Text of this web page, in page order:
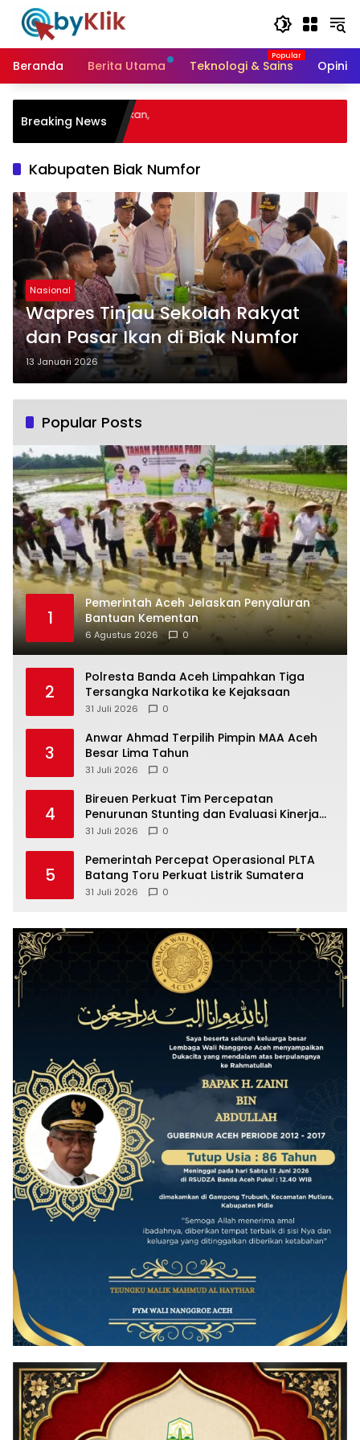
Langsung
konten
Beranda
Berita Utama Teknologi & Sains Opini
Breaking News
Kabupaten Biak Numfor
Nasional
Wapres Tinjau Sekolah Rakyat
dan Pasar Ikan di Biak Numfor
13 Januari 2026
Popular Posts
1
Pemerintah Aceh Jelaskan Penyaluran
Bantuan Kementan
6 Agustus 2026 0
2
Polresta Banda Aceh Limpahkan Tiga
Tersangka Narkotika ke Kejaksaan
31 Juli 2026 0
3
Anwar Ahmad Terpilih Pimpin MAA Aceh
Besar Lima Tahun
31 Juli 2026 0
4
Bireuen Perkuat Tim Percepatan
Penurunan Stunting dan Evaluasi Kinerja
Desa
31 Juli 2026 0
5
Pemerintah Percepat Operasional PLTA
Batang Toru Perkuat Listrik Sumatera
31 Juli 2026 0